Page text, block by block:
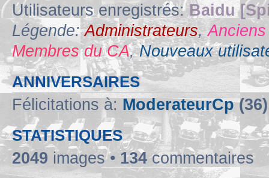
Utilisateurs enregistrés:Baidu
Légende:Administrateurs,
Membres du CA,Nouveaux
ANNIVERSAIRES
Félicitations à: ModerateurCp
STATISTIQUES
2049 images •134commentaires